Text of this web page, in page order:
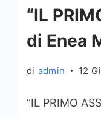
“IL
di Enea
di admin 12
“IL PRIMO